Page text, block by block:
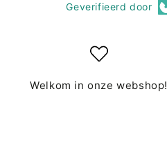
Geverifieerd door
Welkom in onze webshop!